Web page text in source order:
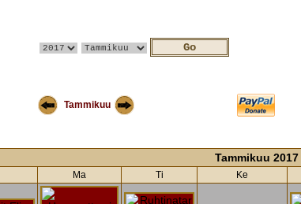
Tammikuu
Tammikuu 2017
Ma Ti Ke